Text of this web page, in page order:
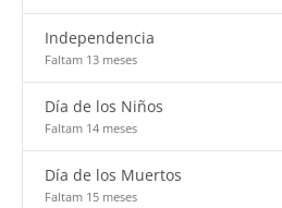
Independencia
Faltam 13 meses
Día de los Niños
Faltam 14 meses
Día de los Muertos
Faltam 15 meses